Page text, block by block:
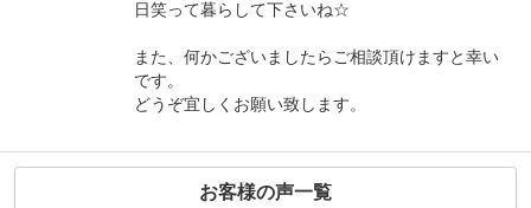
日笑って暮らして下さいね☆
また、何かございましたらご相談頂けますと幸い
です。
どうぞ宜しくお願い致します。
お客様の声一覧